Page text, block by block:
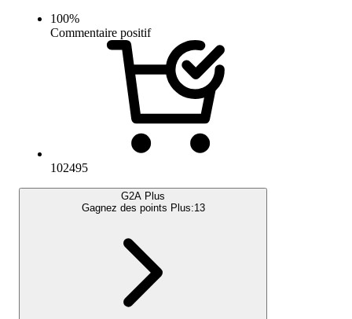
100%
Commentaire positif
102495
G2A Plus
Gagnez des points Plus:13